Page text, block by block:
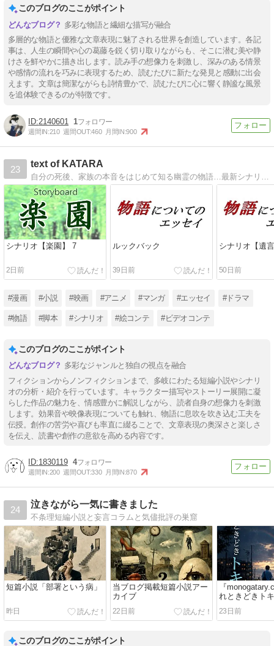
このブログのここがポイント
多彩な物語と繊細な描写が融合
多層的な物語と優雅な文章表現に魅了される世界を創造しています。各記
事は、人生の瞬間や心の葛藤を鋭く切り取りながらも、そこに潜む美や静
けさを鮮やかに描き出します。読み手の想像力を刺激し、深みのある情景
や感情の流れを巧みに表現するため、読むたびに新たな発見と感動に出会
えます。文章は簡潔ながらも詩情豊かで、読むたびに心に響く静謐な風景
を追体験できるのが特徴です。
2140601 1
週間IN:210 週間OUT:460 月間IN:900
23
text of KATARA
シナリオ【楽園】 7
2日前
ルックバック
39日前
シナリオ【遺
50日前
#漫画 #小説 #映画 #アニメ #マンガ #エッセイ #ドラマ
#物語 #脚本 #シナリオ #絵コンテ #ビデオコンテ
このブログのここがポイント
多彩なジャンルと独自の視点を融合
フィクションからノンフィクションまで、多岐にわたる短編小説やシナリ
オの分析・紹介を行っています。キャラクター描写やストーリー展開に凝
らした作品の魅力を、情感豊かに解説しながら、読者自身の想像力を刺激
します。効果音や映像表現についても触れ、物語に息吹を吹き込む工夫を
伝授。創作の苦労や喜びも率直に綴ることで、文章表現の奥深さと楽しさ
を伝え、読書や創作の意欲を高める内容です。
1830119 4
週間IN:200 週間OUT:330 月間IN:870
24
泣きながら一気に書きました
不条理短編小説と妄言コラムと気儘批評の巣窟
短篇小説「部署という病」
昨日
当ブログ掲載短篇小説アー
カイブ
22日前
『
れときどきト
小説を書きま
23日前
このブログのここがポイント